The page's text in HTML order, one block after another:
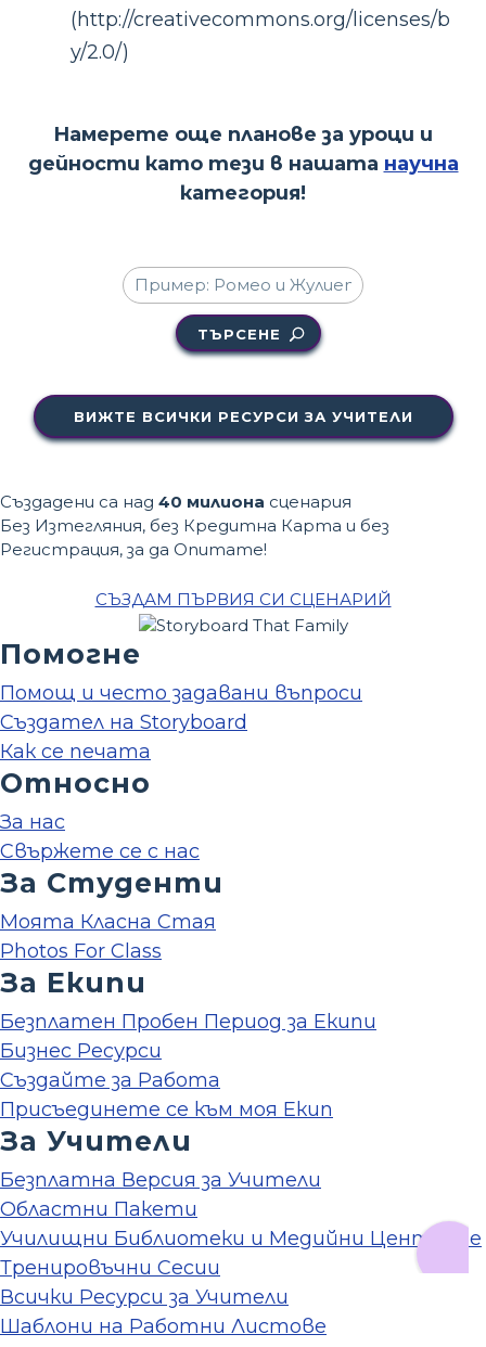
(http://creativecommons.org/licenses/b
y/2.0/)
Намерете още планове за уроци и
дейности като тези в нашата научна
категория!
ТЪРСЕНЕ
ВИЖТЕ ВСИЧКИ РЕСУРСИ ЗА УЧИТЕЛИ
Създадени са над 40 милиона сценария
Без Изтегляния, без Кредитна Карта и без
Регистрация, за да Опитате!
СЪЗДАМ ПЪРВИЯ СИ СЦЕНАРИЙ
Помогне
Помощ и често задавани въпроси
Създател на Storyboard
Как се печата
Относно
За нас
Свържете се с нас
За Студенти
Моята Класна Стая
Photos For Class
За Екипи
Безплатен Пробен Период за Екипи
Бизнес Ресурси
Създайте за Работа
Присъединете се към моя Екип
За Учители
Безплатна Версия за Учители
Областни Пакети
Училищни Библиотеки и Медийни Центрове
Тренировъчни Сесии
Всички Ресурси за Учители
Шаблони на Работни Листове